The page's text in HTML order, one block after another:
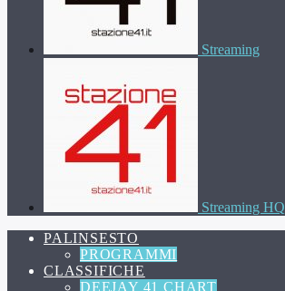
Streaming
Streaming HQ
PALINSESTO
PROGRAMMI
CLASSIFICHE
DEEJAY 41 CHART